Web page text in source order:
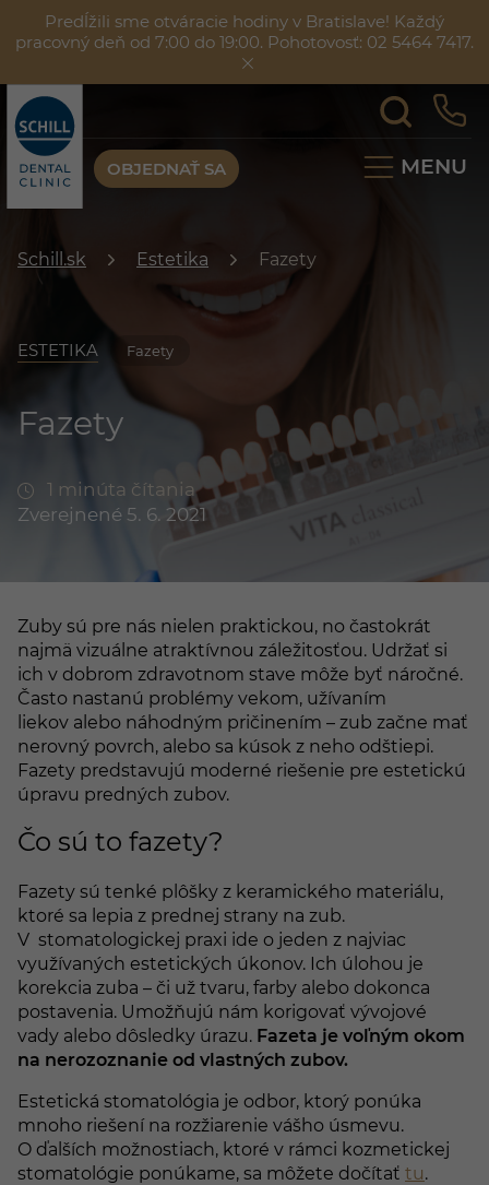
Predĺžili sme otváracie hodiny v Bratislave! Každý
pracovný deň od 7:00 do 19:00. Pohotovosť: 02 5464 7417.
MENU
OBJEDNAŤ SA
Schill.sk Estetika Fazety
ESTETIKA Fazety
Fazety
1 minúta čítania
Zverejnené 5. 6. 2021
Zuby sú pre nás nielen praktickou, no častokrát
najmä vizuálne atraktívnou záležitosťou. Udržať si
ich v dobrom zdravotnom stave môže byť náročné.
Často nastanú problémy vekom, užívaním
liekov alebo náhodným pričinením – zub začne mať
nerovný povrch, alebo sa kúsok z neho odštiepi.
Fazety predstavujú moderné riešenie pre estetickú
úpravu predných zubov.
Čo sú to fazety?
Fazety sú tenké plôšky z keramického materiálu,
ktoré sa lepia z prednej strany na zub.
V stomatologickej praxi ide o jeden z najviac
využívaných estetických úkonov. Ich úlohou je
korekcia zuba – či už tvaru, farby alebo dokonca
postavenia. Umožňujú nám korigovať vývojové
vady alebo dôsledky úrazu. Fazeta je voľným okom
na nerozoznanie od vlastných zubov.
Estetická stomatológia je odbor, ktorý ponúka
mnoho riešení na rozžiarenie vášho úsmevu.
O ďalších možnostiach, ktoré v rámci kozmetickej
stomatológie ponúkame, sa môžete dočítať tu.